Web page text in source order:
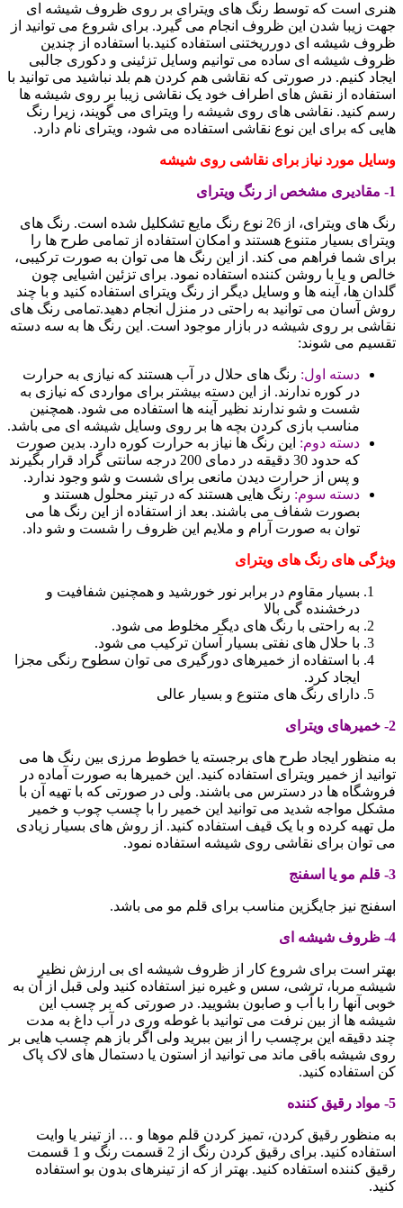
هنری است که توسط رنگ های ویترای بر روی ظروف شیشه ای
جهت زیبا شدن این ظروف انجام می گیرد. برای شروع می توانید از
ظروف شیشه ای دورریختنی استفاده کنید.با استفاده از چندین
ظروف شیشه ای ساده می توانیم وسایل تزئینی و دکوری جالبی
ایجاد کنیم. در صورتی که نقاشی هم کردن هم بلد نباشید می توانید با
استفاده از نقش های اطراف خود یک نقاشی زیبا بر روی شیشه ها
رسم کنید. نقاشی های روی شیشه را ویترای می گویند، زیرا رنگ
هایی که برای این نوع نقاشی استفاده می شود، ویترای نام دارد.
وسایل مورد نیاز برای نقاشی روی شیشه
1- مقادیری مشخص از رنگ ویترای
رنگ های ویترای، از 26 نوع رنگ مایع تشکلیل شده است. رنگ های
ویترای بسیار متنوع هستند و امکان استفاده از تمامی طرح ها را
برای شما فراهم می کند. از این رنگ ها می توان به صورت ترکیبی،
خالص و یا با روشن کننده استفاده نمود. برای تزئین اشیایی چون
گلدان ها، آینه ها و وسایل دیگر از رنگ ویترای استفاده کنید و با چند
روش آسان می توانید به راحتی در منزل انجام دهید.تمامی رنگ های
نقاشی بر روی شیشه در بازار موجود است. این رنگ ها به سه دسته
تقسیم می شوند:
دسته اول: رنگ های حلال در آب هستند که نیازی به حرارت
در کوره ندارند. از این دسته بیشتر برای مواردی که نیازی به
شست و شو ندارند نظیر آینه ها استفاده می شود. همچنین
مناسب بازی کردن بچه ها بر روی وسایل شیشه ای می باشد.
دسته دوم: این رنگ ها نیاز به حرارت کوره دارد. بدین صورت
که حدود 30 دقیقه در دمای 200 درجه سانتی گراد قرار بگیرند
و پس از حرارت دیدن مانعی برای شست و شو وجود ندارد.
دسته سوم: رنگ هایی هستند که در تینر محلول هستند و
بصورت شفاف می باشند. بعد از استفاده از این رنگ ها می
توان به صورت آرام و ملایم این ظروف را شست و شو داد.
ویژگی های رنگ های ویترای
بسیار مقاوم در برابر نور خورشید و همچنین شفافیت و
درخشنده گی بالا
به راحتی با رنگ های دیگر مخلوط می شود.
با حلال های نفتی بسیار آسان ترکیب می شود.
با استفاده از خمیرهای دورگیری می توان سطوح رنگی مجزا
ایجاد کرد.
دارای رنگ های متنوع و بسیار عالی
2- خمیرهای ویترای
به منظور ایجاد طرح های برجسته یا خطوط مرزی بین رنگ ها می
توانید از خمیر ویترای استفاده کنید. این خمیرها به صورت آماده در
فروشگاه ها در دسترس می باشند. ولی در صورتی که با تهیه آن با
مشکل مواجه شدید می توانید این خمیر را با چسب چوب و خمیر
مل تهیه کرده و با یک قیف استفاده کنید. از روش های بسیار زیادی
می توان برای نقاشی روی شیشه استفاده نمود.
3- قلم مو یا اسفنج
اسفنج نیز جایگزین مناسب برای قلم مو می باشد.
4- ظروف شیشه ای
بهتر است برای شروع کار از ظروف شیشه ای بی ارزش نظیر
شیشه مربا، ترشی، سس و غیره نیز استفاده کنید ولی قبل از آن به
خوبی آنها را با آب و صابون بشویید. در صورتی که بر چسب این
شیشه ها از بین نرفت می توانید با غوطه وری در آب داغ به مدت
چند دقیقه این برچسب را از بین ببرید ولی اگر باز هم چسب هایی بر
روی شیشه باقی ماند می توانید از استون یا دستمال های لاک پاک
کن استفاده کنید.
5- مواد رقیق کننده
به منظور رقیق کردن، تمیز کردن قلم موها و … از تینر یا وایت
استفاده کنید. برای رقیق کردن رنگ از 2 قسمت رنگ و 1 قسمت
رقیق کننده استفاده کنید. بهتر از که از تینرهای بدون بو استفاده
کنید.